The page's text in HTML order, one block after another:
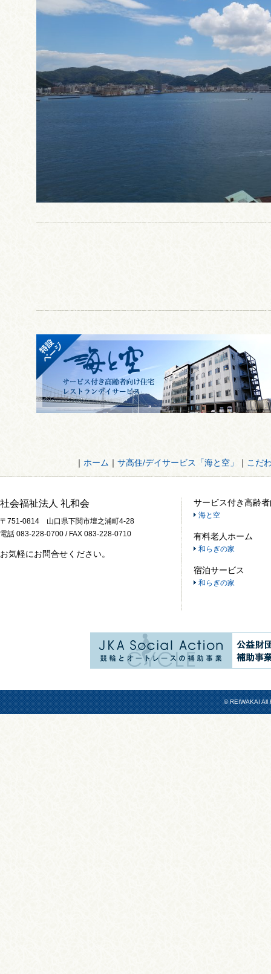
｜ ホーム ｜ サ高住/デイサービス「海と空」 ｜ こだ
社会福祉法人 礼和会
〒751-0814 山口県下関市壇之浦町4-28
電話 083-228-0700 / FAX 083-228-0710
お気軽にお問合せください。
サービス付き高齢
海と空
有料老人ホーム
和らぎの家
宿泊サービス
和らぎの家
© REIWAKAI All